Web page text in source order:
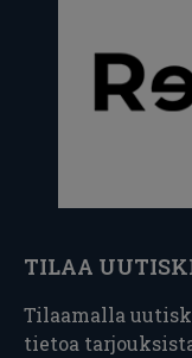
TILAA
Tilaamalla
tietoa